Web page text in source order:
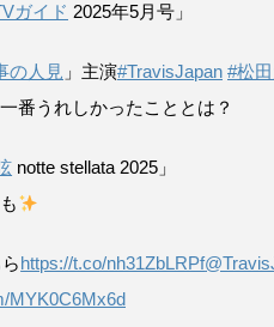
ガイド 2025年5月号」
の人見 」主演#TravisJapan #松
番うれしかったこととは？
notte stellata 2025」
https://t.co/nh31ZbLRPf
MYK0C6Mx6d